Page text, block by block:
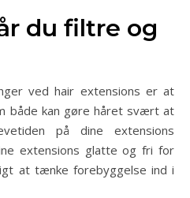
du filtre og
ved hair extensions er at
både kan gøre håret svært at
på dine extensions
extensions glatte og fri for
at tænke forebyggelse ind i